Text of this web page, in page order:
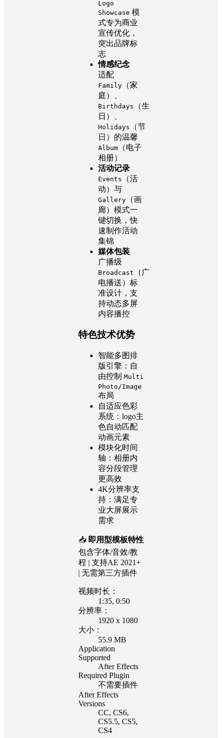
Logo
Showcase 模
式专为商业
宣传优化，
突出品牌标
志
情感纪念
适配
Family （家
庭）、
Birthdays
（生
日）、
Holidays
（节
日）的温馨
Album （电子
相册）
活动记录
Events
（活
动）与
Gallery （画
廊）模式一
键切换，快
速制作活动
集锦
媒体包装
广播级
Broadcast
（广
电播送）标
准设计，支
持动态多屏
内容播控
特色技术优势
智能多图排
版引擎：自
由控制 Multi
Photo/Image
布局
自适应色彩
系统：logo主
色自动匹配
动画元素
模块化时间
轴：相册内
容分段管理
更高效
4K分辨率支
持：满足专
业大屏展示
需求
📥 即用型模板特性
包含字体/音效/教
程 | 支持AE 2021+
| 无需第三方插件
视频时长：
1:35, 0:50
分辨率：
1920 x 1080
大小：
55.9 MB
Application
Supported
After Effects
Required Plugin
不需要插件
After Effects
Versions
CC, CS6,
CS5.5, CS5,
CS4